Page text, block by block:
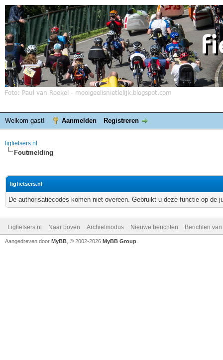
Welkom gast! Aanmelden Registreren
ligfietsers.nl
Foutmelding
ligfietsers.nl
De authorisatiecodes komen niet overeen. Gebruikt u deze functie op de
Ligfietsers.nl Naar boven Archiefmodus Nieuwe berichten Berichten
Aangedreven door MyBB , © 2002-2026 MyBB Group